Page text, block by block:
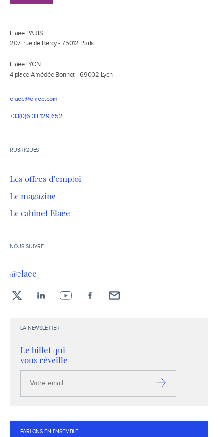
Elaee PARIS
207, rue de Bercy - 75012 Paris
Elaee LYON
4 place Amédée Bonnet - 69002 Lyon
elaee@elaee.com
+33(0)6 33 129 652
RUBRIQUES
Les offres d’emploi
Le magazine
Le cabinet Elaee
NOUS SUIVRE
@elaee
LA NEWSLETTER
Le billet qui
vous réveille
email
S’inscrire
PARLONS-EN ENSEMBLE